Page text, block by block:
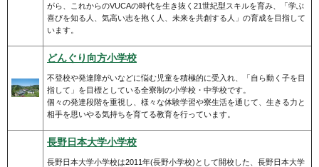
がら、これからのVUCAの時代を生き抜く21世紀型スキルを育み、「学ぶ
喜びを知る人、気高い志を抱く人、未来を共創する人」の育成を目指して
います。
どんぐり向方小学校
不登校や発達障がいなどに悩む児童を積極的に受入れ、「自ら動く子を目
指して」を目標としている全寮制の小学校・中学校です。
個々の発達段階を重視し、様々な体験学習や寮生活を通じて、生きる力と
相手を思いやる気持ちを育てる教育を行っています。
長野日本大学小学校
長野日本大学小学校は2011年(長野小学校)として開校した、長野日本大学